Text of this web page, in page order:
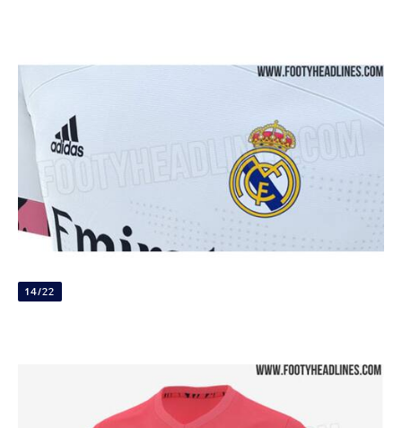
14/22